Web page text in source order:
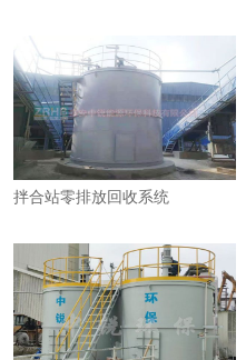
拌合站零排放回收系统